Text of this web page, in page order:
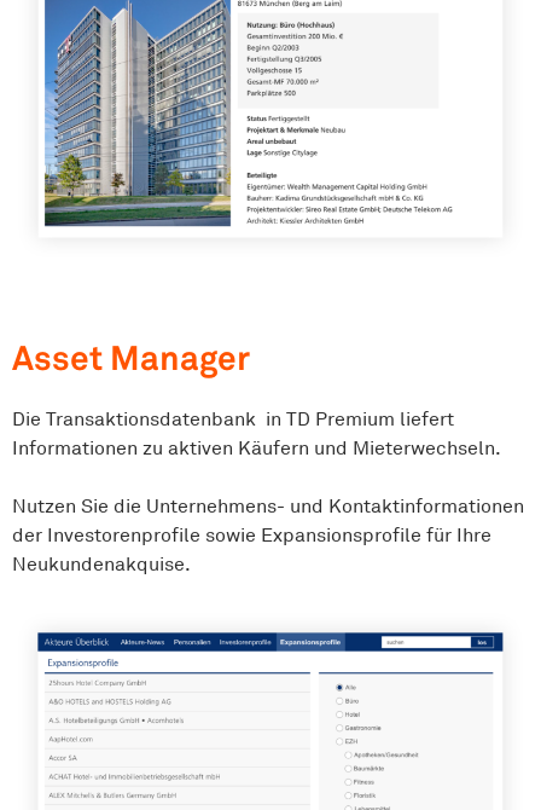
Asset Manager
Die Transaktionsdatenbank in TD Premium liefert
Informationen zu aktiven Käufern und Mieterwechseln.
Nutzen Sie die Unternehmens- und Kontaktinformationen
der Investorenprofile sowie Expansionsprofile für Ihre
Neukundenakquise.